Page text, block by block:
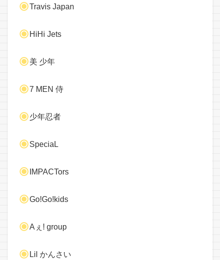
Travis Japan
HiHi Jets
美 少年
7 MEN 侍
少年忍者
SpeciaL
IMPACTors
Go!Go!kids
Aぇ! group
Lil かんさい